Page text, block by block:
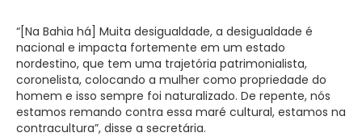
“[Na Bahia há] Muita desigualdade, a desigualdade é
nacional e impacta fortemente em um estado
nordestino, que tem uma trajetória patrimonialista,
coronelista, colocando a mulher como propriedade do
homem e isso sempre foi naturalizado. De repente, nós
estamos remando contra essa maré cultural, estamos na
contracultura”, disse a secretária.